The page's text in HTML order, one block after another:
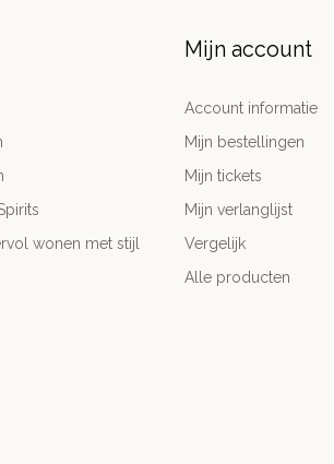
wonen met stijl
Mijn account
Account informatie
Mijn bestellingen
Mijn tickets
Mijn verlanglijst
Vergelijk
Alle producten